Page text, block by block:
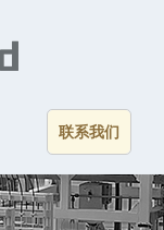
联系我们